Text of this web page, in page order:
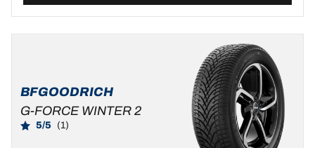
BFGOODRICH
G-FORCE WINTER 2
5/5 (1)